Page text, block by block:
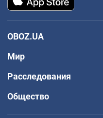
OBOZ.UA
Мир
Расследования
Общество